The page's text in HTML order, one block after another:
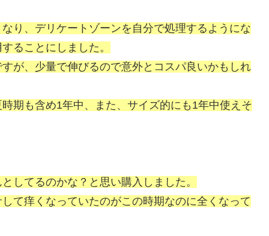
り、デリケートゾーンを自分で処理するようにな
ることにしました。
が、少量で伸びるので意外とコスパ良いかもしれ
期も含め1年中、また、サイズ的にも1年中使えそ
してるのかな？と思い購入しました。
て痒くなっていたのがこの時期なのに全くなって